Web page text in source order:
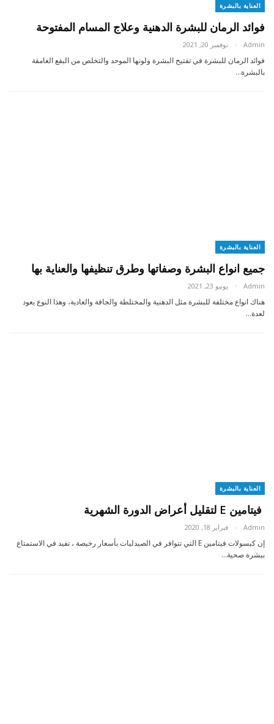
العناية بالبشرة
فوائد الرمان للبشرة الدهنية وعلاج المسام المفتوحة
Admin نوفمبر 20, 2021
فوائد الرمان للبشرة في تفتيح البشرة ولونها الموحد والتخلص من البقع الغامقة
بالبشرة…
العناية بالبشرة
جميع انواع البشرة وصفاتها وطرق تنظيفها والعناية بها
Admin يونيو 23, 2021
هناك انواع مختلفة للبشرة مثل الدهنية والمختلطة والجافة والعادية، وهذا النوع يعود
لعدة…
العناية بالبشرة
فيتامين E لتقليل أعراض الدورة الشهرية
Admin فبراير 18, 2020
إن كبسولات فيتامين E التي تتوافر في الصيدليات بأسعار رخيصة ، تفيد في الاستمتاع
ببشرة صحية…